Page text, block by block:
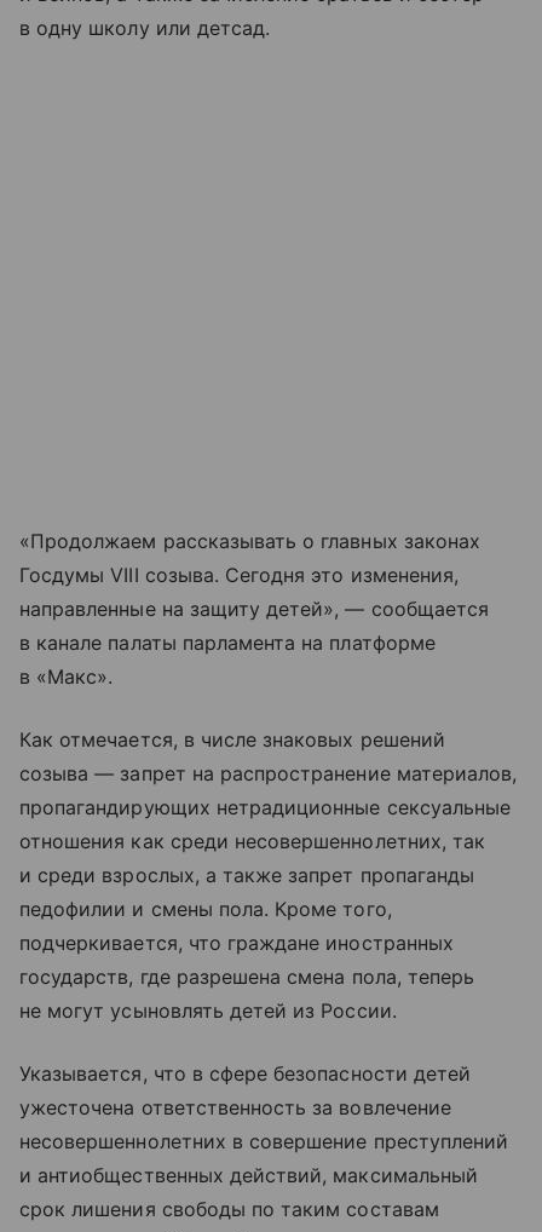
в одну школу или детсад.
«Продолжаем рассказывать о главных законах
Госдумы VIII созыва. Сегодня это изменения,
направленные на защиту детей», — сообщается
в канале палаты парламента на платформе
в «Макс».
Как отмечается, в числе знаковых решений
созыва — запрет на распространение материалов,
пропагандирующих нетрадиционные сексуальные
отношения как среди несовершеннолетних, так
и среди взрослых, а также запрет пропаганды
педофилии и смены пола. Кроме того,
подчеркивается, что граждане иностранных
государств, где разрешена смена пола, теперь
не могут усыновлять детей из России.
Указывается, что в сфере безопасности детей
ужесточена ответственность за вовлечение
несовершеннолетних в совершение преступлений
и антиобщественных действий, максимальный
срок лишения свободы по таким составам